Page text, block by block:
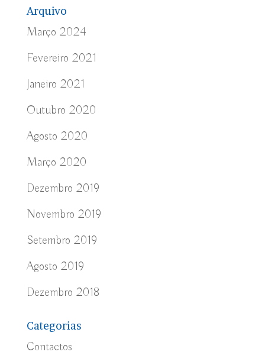
Arquivo
Março 2024
Fevereiro 2021
Janeiro 2021
Outubro 2020
Agosto 2020
Março 2020
Dezembro 2019
Novembro 2019
Setembro 2019
Agosto 2019
Dezembro 2018
Categorias
Contactos